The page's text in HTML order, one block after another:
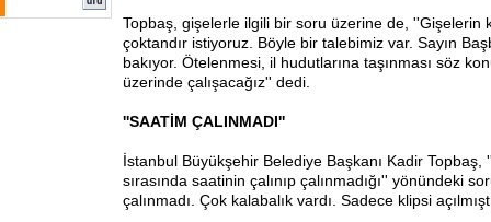
Topbaş, gişelerle ilgili bir soru üzerine de, ''Gişelerin
çoktandır istiyoruz. Böyle bir talebimiz var. Sayın
bakıyor. Ötelenmesi, il hudutlarına taşınması söz
üzerinde çalışacağız'' dedi.
''SAATİM ÇALINMADI''
İstanbul Büyükşehir Belediye Başkanı Kadir Topbaş,
sırasında saatinin çalınıp çalınmadığı'' yönündeki
çalınmadı. Çok kalabalık vardı. Sadece klipsi